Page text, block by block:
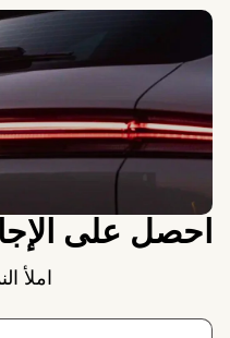
احصل على
املأ